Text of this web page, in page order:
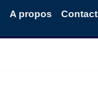
A propos Contact